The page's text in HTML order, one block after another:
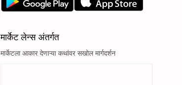
मार्केट लेन्स अंतर्गत
मार्केटला आकार देणाऱ्या कथांवर सखोल मार्गदर्शन